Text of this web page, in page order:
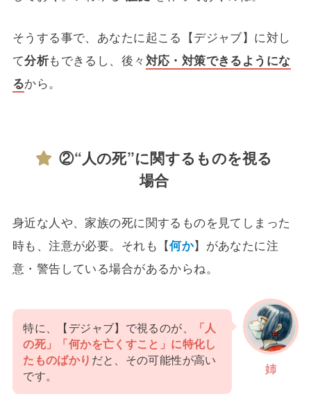
そうする事で、あなたに起こる【デジャブ】に対し
て分析もできるし、後々対応・対策できるようにな
るから。
②“人の死”に関するものを視る
場合
身近な人や、家族の死に関するものを見てしまった
時も、注意が必要。それも【何か】があなたに注
意・警告している場合があるからね。
姉
特に、【デジャブ】で視るのが、
「人
の死」「何かを亡くすこと」に特化し
たものばかり だと、その可能性が高い
です。